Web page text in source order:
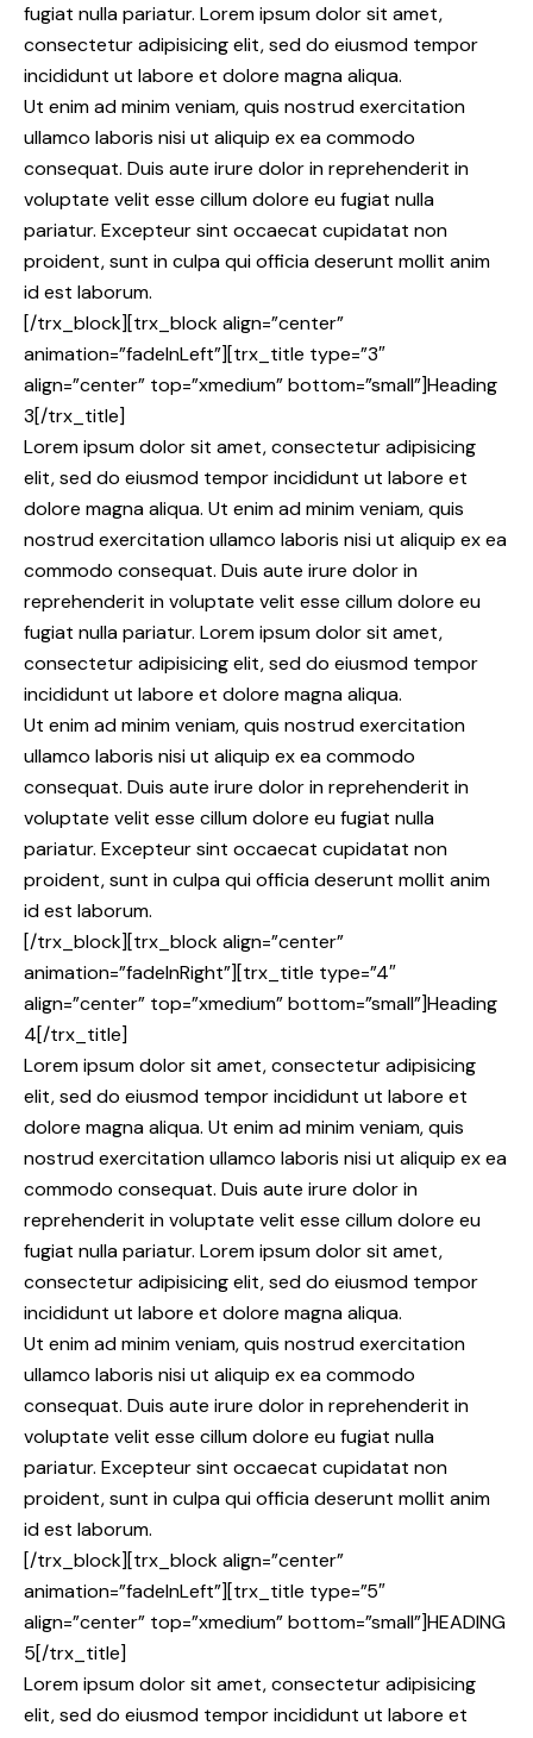
fugiat nulla pariatur. Lorem ipsum dolor sit amet,
consectetur adipisicing elit, sed do eiusmod tempor
incididunt ut labore et dolore magna aliqua.
Ut enim ad minim veniam, quis nostrud exercitation
ullamco laboris nisi ut aliquip ex ea commodo
consequat. Duis aute irure dolor in reprehenderit in
voluptate velit esse cillum dolore eu fugiat nulla
pariatur. Excepteur sint occaecat cupidatat non
proident, sunt in culpa qui officia deserunt mollit anim
id est laborum.
[/trx_block][trx_block align=”center”
animation=”fadeInLeft”][trx_title type=”3″
align=”center” top=”xmedium” bottom=”small”]Heading
3[/trx_title]
Lorem ipsum dolor sit amet, consectetur adipisicing
elit, sed do eiusmod tempor incididunt ut labore et
dolore magna aliqua. Ut enim ad minim veniam, quis
nostrud exercitation ullamco laboris nisi ut aliquip ex ea
commodo consequat. Duis aute irure dolor in
reprehenderit in voluptate velit esse cillum dolore eu
fugiat nulla pariatur. Lorem ipsum dolor sit amet,
consectetur adipisicing elit, sed do eiusmod tempor
incididunt ut labore et dolore magna aliqua.
Ut enim ad minim veniam, quis nostrud exercitation
ullamco laboris nisi ut aliquip ex ea commodo
consequat. Duis aute irure dolor in reprehenderit in
voluptate velit esse cillum dolore eu fugiat nulla
pariatur. Excepteur sint occaecat cupidatat non
proident, sunt in culpa qui officia deserunt mollit anim
id est laborum.
[/trx_block][trx_block align=”center”
animation=”fadeInRight”][trx_title type=”4″
align=”center” top=”xmedium” bottom=”small”]Heading
4[/trx_title]
Lorem ipsum dolor sit amet, consectetur adipisicing
elit, sed do eiusmod tempor incididunt ut labore et
dolore magna aliqua. Ut enim ad minim veniam, quis
nostrud exercitation ullamco laboris nisi ut aliquip ex ea
commodo consequat. Duis aute irure dolor in
reprehenderit in voluptate velit esse cillum dolore eu
fugiat nulla pariatur. Lorem ipsum dolor sit amet,
consectetur adipisicing elit, sed do eiusmod tempor
incididunt ut labore et dolore magna aliqua.
Ut enim ad minim veniam, quis nostrud exercitation
ullamco laboris nisi ut aliquip ex ea commodo
consequat. Duis aute irure dolor in reprehenderit in
voluptate velit esse cillum dolore eu fugiat nulla
pariatur. Excepteur sint occaecat cupidatat non
proident, sunt in culpa qui officia deserunt mollit anim
id est laborum.
[/trx_block][trx_block align=”center”
animation=”fadeInLeft”][trx_title type=”5″
align=”center” top=”xmedium” bottom=”small”]HEADING
5[/trx_title]
Lorem ipsum dolor sit amet, consectetur adipisicing
elit, sed do eiusmod tempor incididunt ut labore et